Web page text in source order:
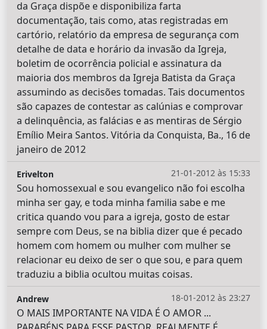
da Graça dispõe e disponibiliza farta
documentação, tais como, atas registradas em
cartório, relatório da empresa de segurança com
detalhe de data e horário da invasão da Igreja,
boletim de ocorrência policial e assinatura da
maioria dos membros da Igreja Batista da Graça
assumindo as decisões tomadas. Tais documentos
são capazes de contestar as calúnias e comprovar
a delinquência, as falácias e as mentiras de Sérgio
Emílio Meira Santos. Vitória da Conquista, Ba., 16 de
janeiro de 2012
21-01-2012 às 15:33
Erivelton
Sou homossexual e sou evangelico não foi escolha
minha ser gay, e toda minha familia sabe e me
critica quando vou para a igreja, gosto de estar
sempre com Deus, se na biblia dizer que é pecado
homem com homem ou mulher com mulher se
relacionar eu deixo de ser o que sou, e para quem
traduziu a biblia ocultou muitas coisas.
18-01-2012 às 23:27
Andrew
O MAIS IMPORTANTE NA VIDA É O AMOR ...